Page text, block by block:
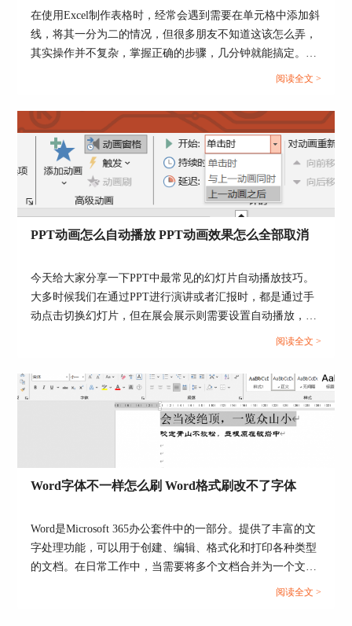
图4：设置选项界面
除了设置文字飞入的方向，我们还可以编辑声音等
效果。操作方法：首先勾选工具栏“动画窗格”，找
到已添加的动画效果。然后，右键效果，单击“设
置选项”，便可打开设置弹窗，在这里可以添加“飞
在使用Excel制作表格时，经常会遇到需要在单元格中添加斜
线，将其一分为二的情况，但很多朋友不知道这该怎么弄，
其实操作并不复杂，掌握正确的步骤，几分钟就能搞定。下
面就为大家详细介绍Excel表格斜线一分为二怎么弄，Excel
阅读全文 >
PPT动画怎么自动播放 PPT动画效果怎么全部取消
今天给大家分享一下PPT中最常见的幻灯片自动播放技巧。
大多时候我们在通过PPT进行演讲或者汇报时，都是通过手
动点击切换幻灯片，但在展会展示则需要设置自动播放，该
如何让幻灯片自动播放呢？接下来我们将介绍PPT动画怎么
阅读全文 >
Word字体不一样怎么刷 Word格式刷改不了字体
Word是Microsoft 365办公套件中的一部分。提供了丰富的文
字处理功能，可以用于创建、编辑、格式化和打印各种类型
的文档。在日常工作中，当需要将多个文档合并为一个文档
时，各个文档可能使用了不同的字体，此时需要统一字体格
阅读全文 >